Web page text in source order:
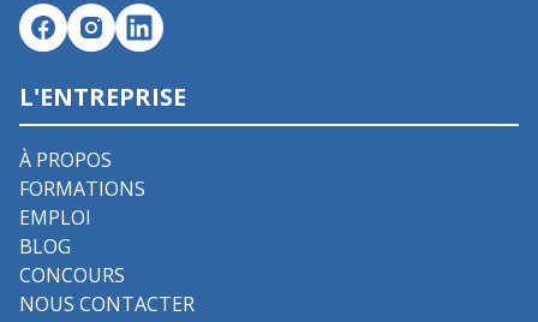
L'ENTREPRISE
À PROPOS
FORMATIONS
EMPLOI
BLOG
CONCOURS
NOUS CONTACTER